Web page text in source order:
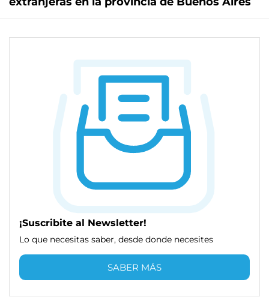
¡Suscribite al Newsletter!
Lo que necesitas saber, desde donde necesites
SABER MÁS